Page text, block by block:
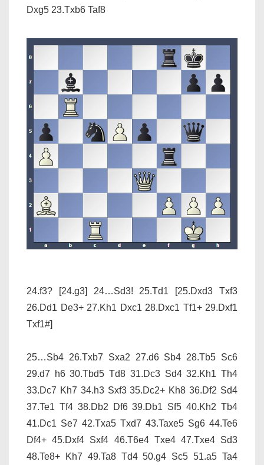
Dxg5 23.Txb6 Taf8
24.f3? [24.g3] 24…Sd3! 25.Td1 [25.Dxd3 Txf3
26.Dd1 De3+ 27.Kh1 Dxc1 28.Dxc1 Tf1+ 29.Dxf1
Txf1#]
25…Sb4 26.Txb7 Sxa2 27.d6 Sb4 28.Tb5 Sc6
29.d7 h6 30.Tbd5 Td8 31.Dc3 Sd4 32.Kh1 Th4
33.Dc7 Kh7 34.h3 Sxf3 35.Dc2+ Kh8 36.Df2 Sd4
37.Te1 Tf4 38.Db2 Df6 39.Db1 Sf5 40.Kh2 Tb4
41.Dc1 Se7 42.Txa5 Txd7 43.Taxe5 Sg6 44.Te6
Df4+ 45.Dxf4 Sxf4 46.T6e4 Txe4 47.Txe4 Sd3
48.Te8+ Kh7 49.Ta8 Td4 50.g4 Sc5 51.a5 Ta4